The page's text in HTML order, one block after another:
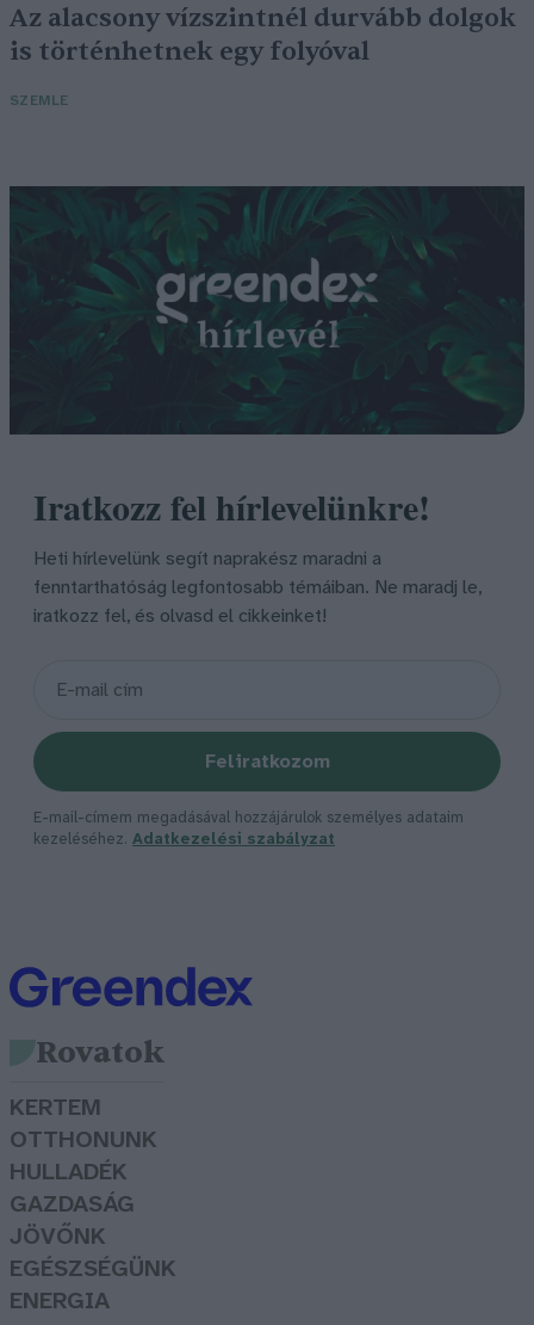
Az alacsony vízszintnél durvább dolgok
is történhetnek egy folyóval
SZEMLE
Iratkozz fel hírlevelünkre!
Heti hírlevelünk segít naprakész maradni a
fenntarthatóság legfontosabb témáiban. Ne maradj le,
iratkozz fel, és olvasd el cikkeinket!
Feliratkozom
E-mail-címem megadásával hozzájárulok személyes adataim
kezeléséhez. Adatkezelési szabályzat
Rovatok
KERTEM
OTTHONUNK
HULLADÉK
GAZDASÁG
JÖVŐNK
EGÉSZSÉGÜNK
ENERGIA